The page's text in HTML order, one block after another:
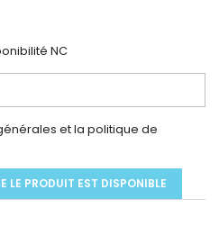
NC
et la politique de
LE PRODUIT EST DISPONIBLE